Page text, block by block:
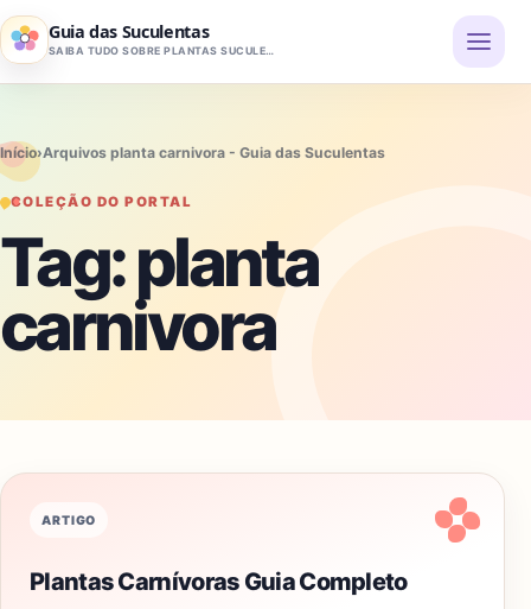
Pular para o conteúdo
Guia das Suculentas
SAIBA TUDO SOBRE PLANTAS SUCULENTAS
Início›Arquivos planta carnivora - Guia das Suculentas
COLEÇÃO DO PORTAL
Tag:planta
carnivora
ARTIGO
Plantas Carnívoras Guia Completo